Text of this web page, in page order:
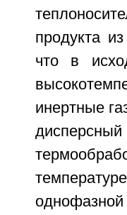
продукта
что в
инертные